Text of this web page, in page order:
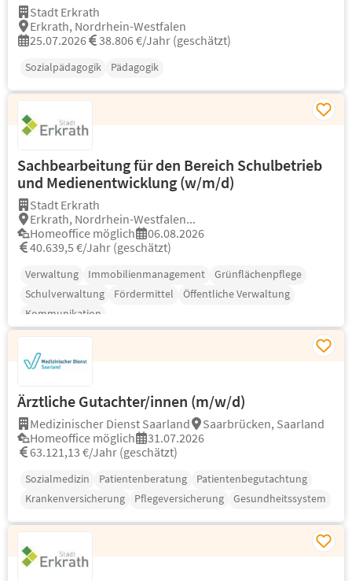
Stadt Erkrath
Erkrath, Nordrhein-Westfalen
25.07.2026
38.806 €/Jahr (geschätzt)
Sozialpädagogik Pädagogik
Sachbearbeitung für den Bereich Schulbetrieb
und Medienentwicklung (w/m/d)
Stadt Erkrath
Erkrath, Nordrhein-Westfalen...
Homeoffice möglich
06.08.2026
40.639,5 €/Jahr (geschätzt)
Verwaltung Immobilienmanagement
Grünflächenpflege
Schulverwaltung
Fördermittel
Öffentliche Verwaltung
Kommunikation
Ärztliche Gutachter/innen (m/w/d)
Medizinischer Dienst Saarland
Saarbrücken, Saarland
Homeoffice möglich
31.07.2026
63.121,13 €/Jahr (geschätzt)
Sozialmedizin Patientenberatung
Patientenbegutachtung
Krankenversicherung
Pflegeversicherung Gesundheitssystem